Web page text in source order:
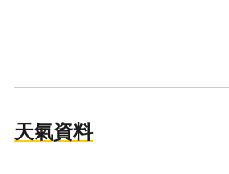
天氣資料